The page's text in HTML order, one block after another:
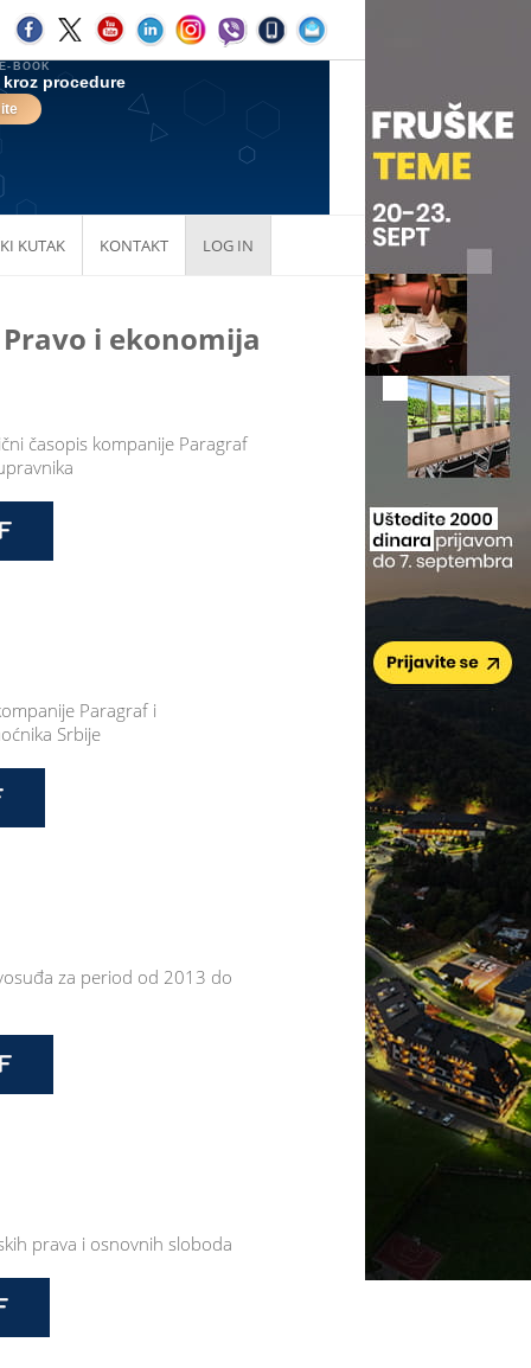
KUTAK KONTAKT LOG IN
i ekonomija
časopis kompanije Paragraf
Paragraf i
Srbije
za period od 2013 do
prava i osnovnih sloboda